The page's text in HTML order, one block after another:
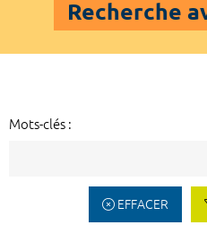
Recherche
Mots-clés :
EFFACER